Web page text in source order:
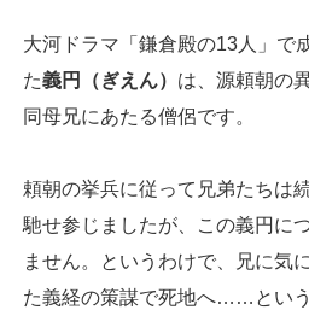
大河ドラマ「鎌倉殿の13人」で
た義円（ぎえん） は、源頼朝の
同母兄にあたる僧侶です。
頼朝の挙兵に従って兄弟たちは
馳せ参じましたが、この義円に
ません。というわけで、兄に気
た義経の策謀で死地へ……とい